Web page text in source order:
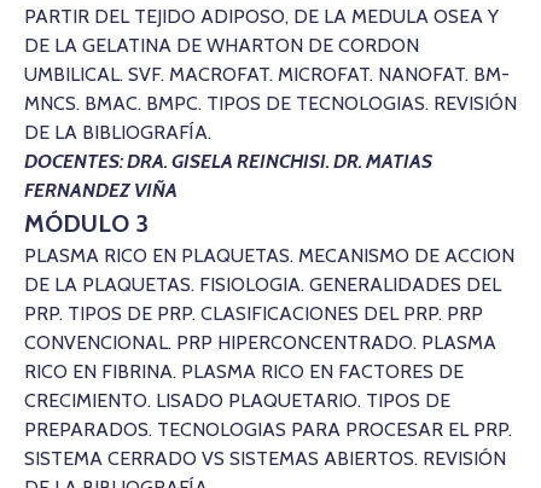
PARTIR DEL TEJIDO ADIPOSO, DE LA MEDULA OSEA Y
DE LA GELATINA DE WHARTON DE CORDON
UMBILICAL. SVF. MACROFAT. MICROFAT. NANOFAT. BM-
MNCS. BMAC. BMPC. TIPOS DE TECNOLOGIAS. REVISIÓN
DE LA BIBLIOGRAFÍA.
DOCENTES: DRA. GISELA REINCHISI. DR. MATIAS
FERNANDEZ VIÑA
MÓDULO 3
PLASMA RICO EN PLAQUETAS. MECANISMO DE ACCION
DE LA PLAQUETAS. FISIOLOGIA. GENERALIDADES DEL
PRP. TIPOS DE PRP. CLASIFICACIONES DEL PRP. PRP
CONVENCIONAL. PRP HIPERCONCENTRADO. PLASMA
RICO EN FIBRINA. PLASMA RICO EN FACTORES DE
CRECIMIENTO. LISADO PLAQUETARIO. TIPOS DE
PREPARADOS. TECNOLOGIAS PARA PROCESAR EL PRP.
SISTEMA CERRADO VS SISTEMAS ABIERTOS. REVISIÓN